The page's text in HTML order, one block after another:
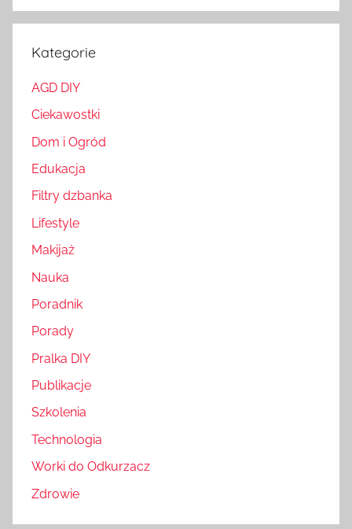
Kategorie
AGD DIY
Ciekawostki
Dom i Ogród
Edukacja
Filtry dzbanka
Lifestyle
Makijaż
Nauka
Poradnik
Porady
Pralka DIY
Publikacje
Szkolenia
Technologia
Worki do Odkurzacz
Zdrowie